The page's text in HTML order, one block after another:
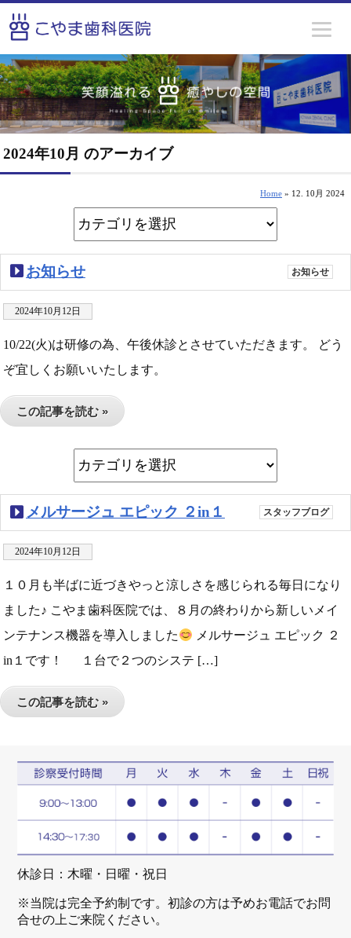
2024年10月 のアーカイブ
Home » 12. 10月 2024
お知らせ お知らせ
2024年10月12日
10/22(火)は研修の為、午後休診とさせていただきます。 どう
ぞ宜しくお願いいたします。
この記事を読む »
メルサージュ エピック ２in１ スタッフブログ
2024年10月12日
１０月も半ばに近づきやっと涼しさを感じられる毎日になり
ました♪ こやま歯科医院では、８月の終わりから新しいメイ
ンテナンス機器を導入しました
メルサージュ エピック ２
in１です！ １台で２つのシステ […]
この記事を読む »
休診日：木曜・日曜・祝日
※当院は完全予約制です。初診の方は予めお電話でお問
合せの上ご来院ください。